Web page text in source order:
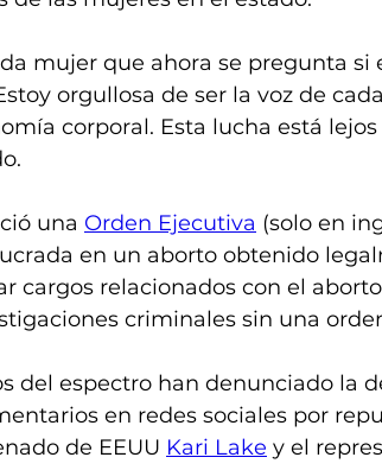
mujer que ahora se pregunta si
orgullosa de ser la voz de
corporal. Esta lucha está
una Orden Ejecutiva (solo en
en un aborto obtenido
cargos relacionados con el
criminales sin una
del espectro han denunciado la
en redes sociales por
de EEUU Kari Lake y el